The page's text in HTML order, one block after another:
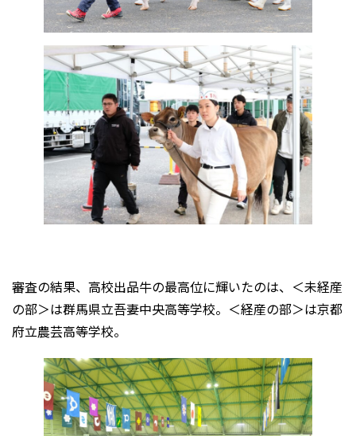
審査の結果、高校出品牛の最高位に輝いたのは、＜未経産
の部＞は群馬県立吾妻中央高等学校。＜経産の部＞は京都
府立農芸高等学校。